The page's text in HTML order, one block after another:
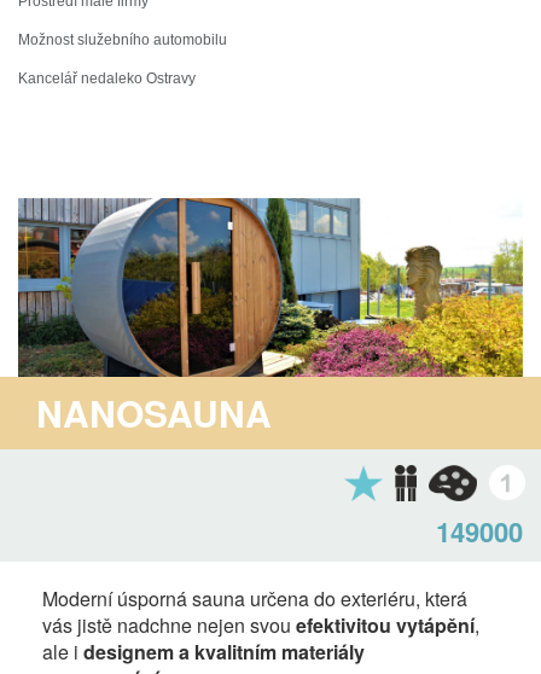
Možnost služebního automobilu
Kancelář nedaleko Ostravy
NANOSAUNA
149000
Moderní úsporná sauna určena do exteriéru, která
vás jistě nadchne nejen svou efektivitou vytápění,
ale i designem a kvalitním materiály